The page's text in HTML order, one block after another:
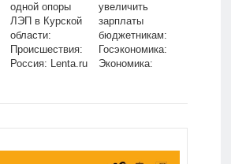
одной опоры
ЛЭП в Курской
области:
Происшествия:
Россия: Lenta.ru
увеличить
зарплаты
бюджетникам:
Госэкономика:
Экономика: